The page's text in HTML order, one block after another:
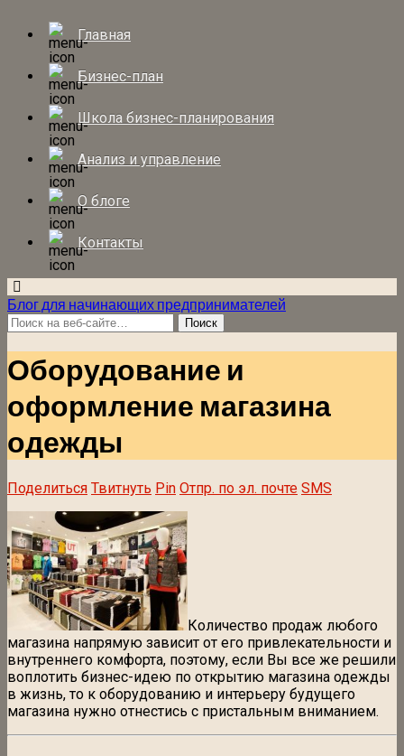
Главная
Бизнес-план
Школа бизнес-планирования
Анализ и управление
О блоге
Контакты
Блог для начинающих предпринимателей
Оборудование и
оформление магазина
одежды
Поделиться Твитнуть Pin Отпр. по эл. почте SMS
Количество продаж любого
магазина напрямую зависит от его привлекательности и
внутреннего комфорта, поэтому, если Вы все же решили
воплотить бизнес-идею по открытию магазина одежды
в жизнь, то к оборудованию и интерьеру будущего
магазина нужно отнестись с пристальным вниманием.